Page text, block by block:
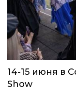
14-15 июня в
Show